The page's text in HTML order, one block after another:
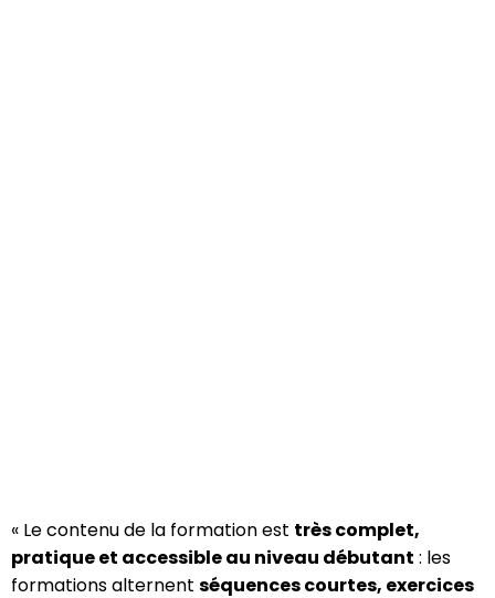
« Le contenu de la formation est très complet,
pratique et accessible au niveau débutant : les
formations alternent séquences courtes, exercices